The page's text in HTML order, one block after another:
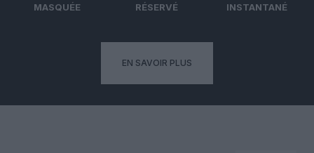
MASQUÉE
RÉSERVÉ
INSTANTANÉ
EN SAVOIR PLUS